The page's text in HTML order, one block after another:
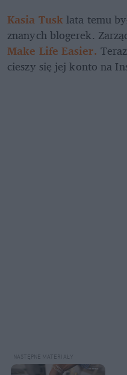
Kasia Tusk lata temu
Make Life Easier.
cieszy się jej konto na